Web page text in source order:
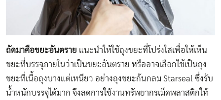
ถัดมาคือขยะอันตราย แนะนำให้ใช้ถุงขยะที่โปร่งใสเพื่อให้เห็น
ขยะที่บรรจุภายในว่าเป็นขยะอันตราย หรืออาจเลือกใช้เป็นถุง
ขยะที่เนื้อถุงบางแต่เหนียว อย่างถุงขยะก้นกลม Starseal ซึ่งรับ
น้ำหนักบรรจุได้มาก จึงลดการใช้งานทรัพยากรเม็ดพลาสติกให้